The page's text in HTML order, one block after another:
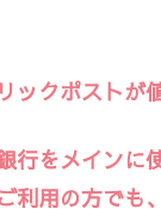
クポストが
行をメイン
利用の方でも